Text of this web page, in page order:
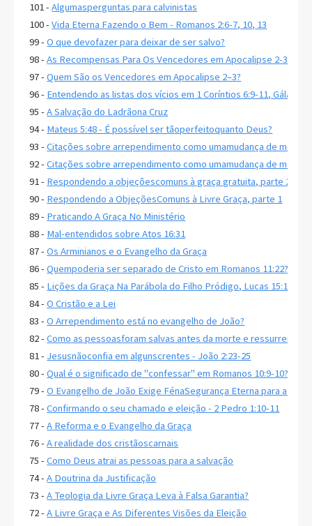
101 -Algumasperguntas para calvinistas
100 -Vida Eterna Fazendo o Bem - Romanos 2:6-7, 10, 13
99 -O que devofazer para deixar de ser salvo?
98 -As Recompensas Para Os Vencedores em Apocalipse 2-3
97 -Quem São os Vencedores em Apocalipse 2–3?
96 - Entendendo as listas dos vícios em 1 Coríntios 6:9-11, Gálatas
95 -A Salvação do Ladrãona Cruz
94 - Mateus 5:48 - É possível ser tãoperfeitoquanto Deus?
93 -Citações sobre arrependimento como umamudança de mente,
92 -Citações sobre arrependimento como umamudança de mente,
91 - Respondendo a objeçõescomuns à graça gratuita, parte 2
90 - Respondendo a ObjeçõesComuns à Livre Graça, parte 1
89 - Praticando A Graça No Ministério
88 - Mal-entendidos sobre Atos 16:31
87 -Os Arminianos e o Evangelho da Graça
86 -Quempoderia ser separado de Cristo em Romanos 11:22?
85 - Lições da Graça Na Parábola do Filho Pródigo, Lucas 15:11-32
84 -O Cristão e a Lei
83 -O Arrependimento está no evangelho de João?
82 -Como as pessoasforam salvas antes da morte e ressurreição
81 - Jesusnãoconfia em algunscrentes - João 2:23-25
80 -Qual é o significado de "confessar" em Romanos 10:9-10?
79 -O Evangelho de João Exige FénaSegurança Eterna para a
78 -Confirmando o seu chamado e eleição - 2 Pedro 1:10-11
77 -A Reforma e o Evangelho da Graça
76 -A realidade dos cristãoscarnais
75 -Como Deus atrai as pessoas para a salvação
74 -A Doutrina da Justificação
73 -A Teologia da Livre Graça Leva à Falsa Garantia?
72 -A Livre Graça e As Diferentes Visões da Eleição